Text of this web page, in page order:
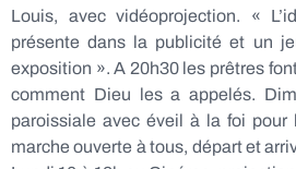
Louis, avec vidéoprojection. «
présente dans la publicité et un
exposition ». A 20h30 les prêtres
comment Dieu les a appelés.
paroissiale avec éveil à la foi
marche ouverte à tous, départ et